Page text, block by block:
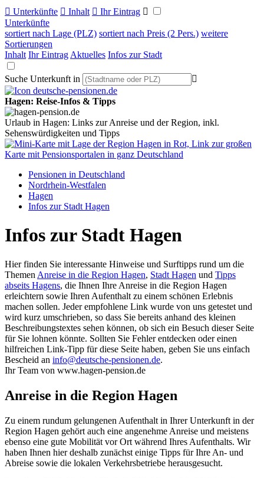
 Unterkünfte  Inhalt  Ihr Eintrag 
Unterkünfte
sortiert nach Lage (PLZ) sortiert nach Preis (2 Pers.) weitere
Sortierungen
Inhalt Ihr Eintrag Aktuelles Infos zur Stadt
Suche Unterkunft in 
Hagen: Reise-Infos & Tipps
Urlaub in Hagen: Links zur Anreise und der Region, inkl.
Sehenswürdigkeiten und Tipps
Pensionen in Deutschland
Nordrhein-Westfalen
Hagen
Infos zur Stadt Hagen
Infos zur Stadt Hagen
Hier finden Sie interessante Hinweise und Surftipps rund um die
Themen Anreise in die Region Hagen, Stadt Hagen und Tipps
abseits Hagens, die Ihnen Ihre Anreise in die Region Hagen
erleichtern sowie Ihren Aufenthalt zu einem schönen Erlebnis
machen sollen. Jeder empfohlene Link wurde von uns getestet und
wird kurz umschrieben, so dass Sie bereits anhand des kleinen
Beschreibungstextes sehen können, ob sich ein Besuch dieser Seite
für Sie lohnen könnte. Sollten Sie Fehler entdecken oder einen
hilfreichen Link-Tipp für diese Seite haben, geben Sie uns einfach
Bescheid an info@deutsche-pensionen.de.
Ihr Team von www.hagen-pension.de
Anreise in die Region Hagen
Zu einem rundum gelungenen Aufenthalt in Ihrer Unterkunft in der
Region Hagen gehört auch eine angenehme Anreise und meistens
ebenso eine gute Mobilität vor Ort während Ihres Aufenthalts. Wir
haben Ihnen hier deshalb zunächst einige Tipps für Ihre An- und
Abreise sowie die lokalen Verkehrsbetriebe herausgesucht.